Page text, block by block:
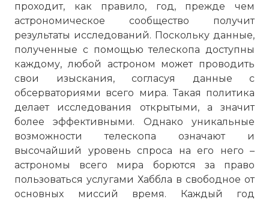
проходит, как правило, год, прежде чем
астрономическое сообщество получит
результаты исследований. Поскольку данные,
полученные с помощью телескопа доступны
каждому, любой астроном может проводить
свои изыскания, согласуя данные с
обсерваториями всего мира. Такая политика
делает исследования открытыми, а значит
более эффективными. Однако уникальные
возможности телескопа означают и
высочайший уровень спроса на его него –
астрономы всего мира борются за право
пользоваться услугами Хаббла в свободное от
основных миссий время. Каждый год